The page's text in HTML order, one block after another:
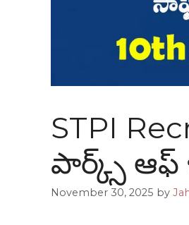
STPI
పార్క్స్
November 30, 2025 by